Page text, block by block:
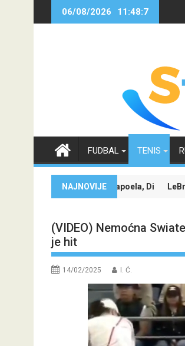
06/08/2026 11:48:7
FUDBAL TENIS
NAJNOVIJE
protiv Hapoela, Dinamo dočekuje Žalgiris
LeBron James i dalje
(VIDEO) Nemoćna
je hit
14/02/2025 I. Ć.